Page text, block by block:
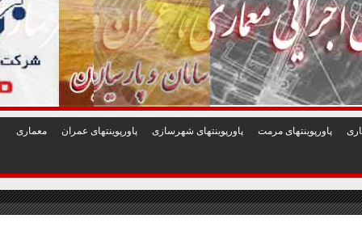
1 2 3 4 5